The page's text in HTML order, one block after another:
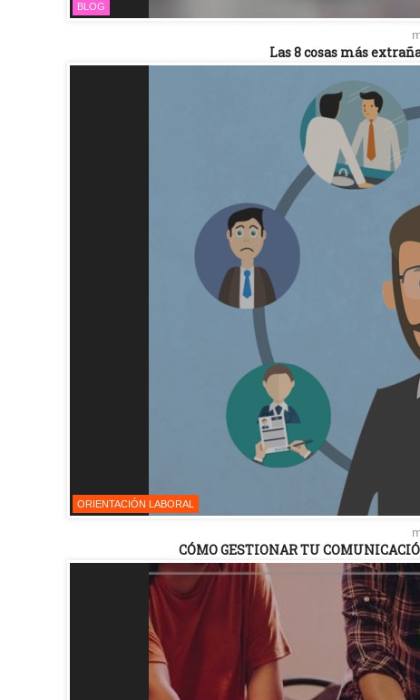
BLOG
Las 8 cosas más
ORIENTACIÓN LABORAL
CÓMO GESTIONAR TU